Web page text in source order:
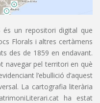
és un repositori digital que
Florals i altres certàmens
des de 1859 en endavant.
navegar pel territori en què
l’ebullició d’aquest
La cartografia literària
ha estat